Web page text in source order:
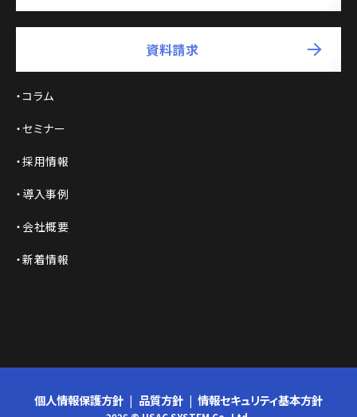
資料請求
コラム
セミナー
採用情報
導入事例
会社概要
新着情報
個人情報保護方針 品質方針 情報セキュリティ基本方針